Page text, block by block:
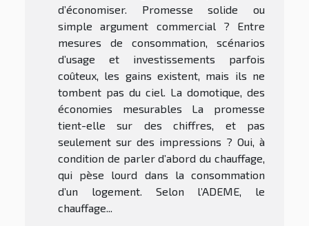
d’économiser. Promesse solide ou
simple argument commercial ? Entre
mesures de consommation, scénarios
d’usage et investissements parfois
coûteux, les gains existent, mais ils ne
tombent pas du ciel. La domotique, des
économies mesurables La promesse
tient-elle sur des chiffres, et pas
seulement sur des impressions ? Oui, à
condition de parler d’abord du chauffage,
qui pèse lourd dans la consommation
d’un logement. Selon l’ADEME, le
chauffage...